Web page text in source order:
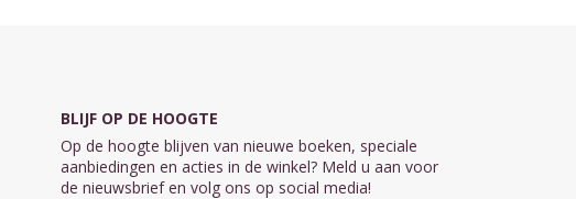
BLIJF OP DE HOOGTE
Op de hoogte blijven van nieuwe boeken, speciale
aanbiedingen en acties in de winkel? Meld u aan voor
de nieuwsbrief en volg ons op social media!